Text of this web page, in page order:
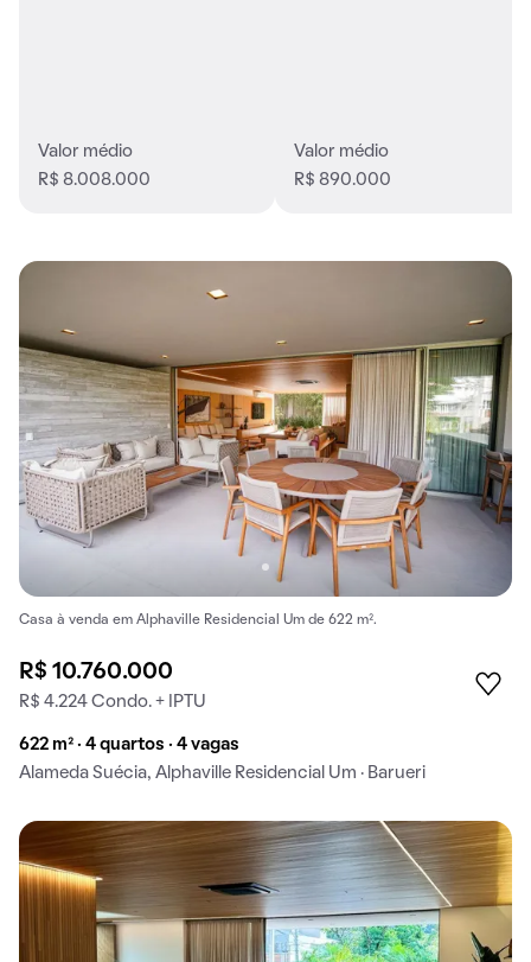
Valor médio
R$ 8.008.000
Valor médio
R$ 890.000
Casa à venda em Alphaville Residencial Um de 622 m².
R$ 10.760.000
R$ 4.224 Condo. + IPTU
622 m² · 4 quartos · 4 vagas
Alameda Suécia, Alphaville Residencial Um · Barueri